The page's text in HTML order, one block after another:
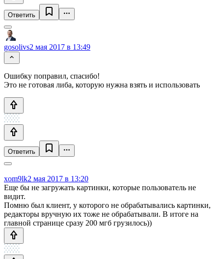
Ответить
gosolivs2 мая 2017 в 13:49
Ошибку поправил, спасибо!
Это не готовая либа, которую нужна взять и использовать
Ответить
xom9lk2 мая 2017 в 13:20
Еще бы не загружать картинки, которые пользователь не
видит.
Помню был клиент, у которого не обрабатывались картинки,
редакторы вручную их тоже не обрабатывали. В итоге на
главной странице сразу 200 мгб грузилось))